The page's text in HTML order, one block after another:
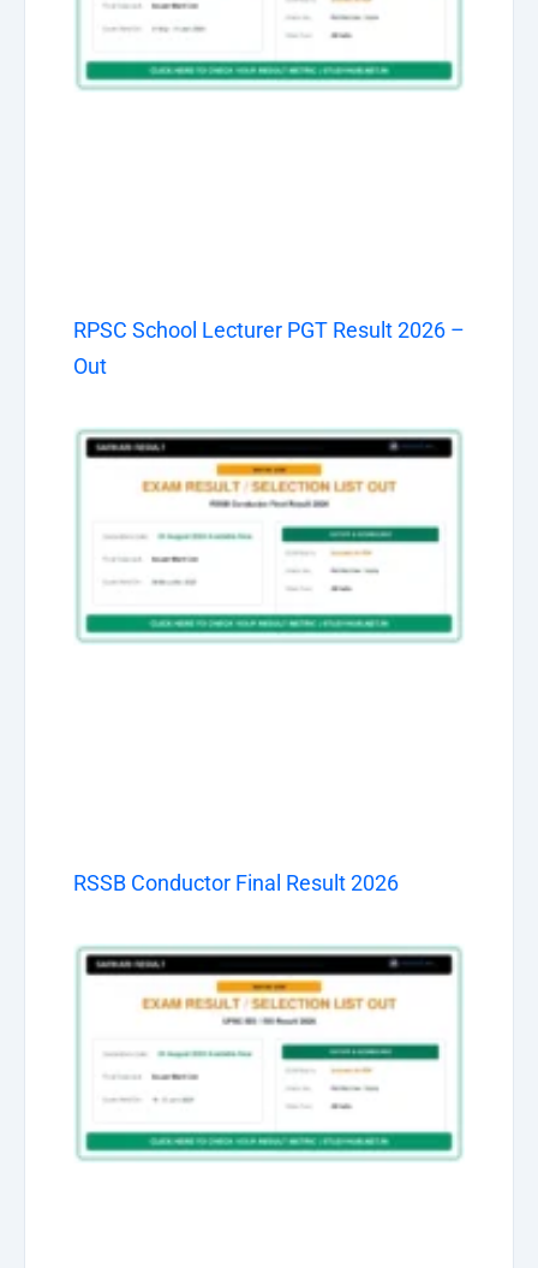
RPSC School Lecturer PGT Result 2026 –
Out
RSSB Conductor Final Result 2026